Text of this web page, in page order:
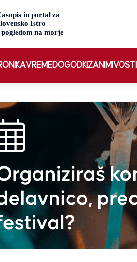
VREMEDOGODKIZANIMIVOSTI